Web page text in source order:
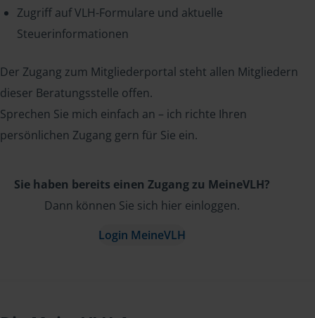
Zugriff auf VLH-Formulare und aktuelle
Steuerinformationen
Der Zugang zum Mitgliederportal steht allen Mitgliedern
dieser Beratungsstelle offen.
Sprechen Sie mich einfach an – ich richte Ihren
persönlichen Zugang gern für Sie ein.
Sie haben bereits einen Zugang zu MeineVLH?
Dann können Sie sich hier einloggen.
Login MeineVLH